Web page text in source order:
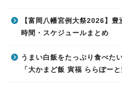
【富岡八幡宮例大祭2026】
時間・スケジュールまとめ
うまい白飯をたっぷり食べた
「大かまど飯 寅福 ららぽー